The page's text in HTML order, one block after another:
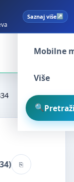
Saznaj više
Spam
Mobilne
Više